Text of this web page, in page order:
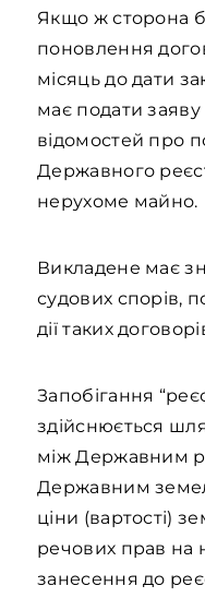
Якщо ж сторона
поновлення
місяць до дати
має подати
відомостей про
Державного
нерухоме майно.
Викладене має
судових спорів,
дії таких
Запобігання
здійснюється
між Державним
Державним
ціни (вартості)
речових прав на
занесення до